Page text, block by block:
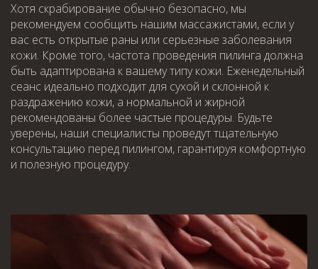
Хотя скрабирование обычно безопасно, мы
рекомендуем сообщить нашим массажистами, если у
вас есть открытые раны или серьезные заболевания
кожи. Кроме того, частота проведения пилинга должна
быть адаптирована к вашему типу кожи. Еженедельный
сеанс идеально подходит для сухой и склонной к
раздражению кожи, а нормальной и жирной
рекомендованы более частые процедуры. Будьте
уверены, наши специалисты проведут тщательную
консультацию перед пилингом, гарантируя комфортную
и полезную процедуру.